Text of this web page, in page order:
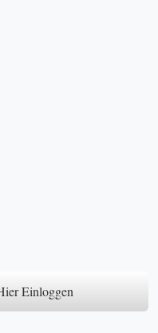
Einloggen